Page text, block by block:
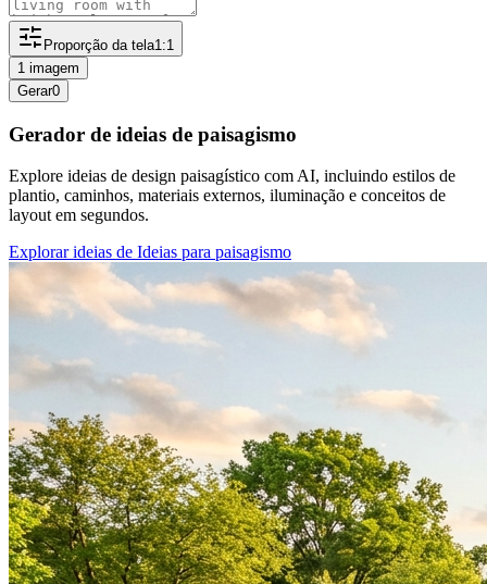
Proporção da tela1:1
1 imagem
Gerar0
Gerador de ideias de paisagismo
Explore ideias de design paisagístico com AI, incluindo estilos de
plantio, caminhos, materiais externos, iluminação e conceitos de
layout em segundos.
Explorar ideias de Ideias para paisagismo